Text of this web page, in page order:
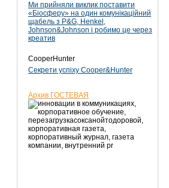
Ми прийняли виклик поставити
«Біосферу» на один комунікаційний
щабель з P&G, Henkel,
Johnson&Johnson і робимо це через
креатив
CooperHunter
Секрети успіху Cooper&Hunter
Архив ГОСТЕВАЯ